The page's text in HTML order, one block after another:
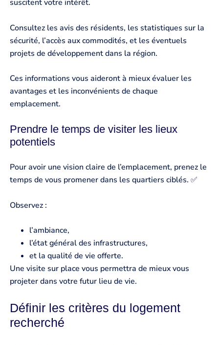
suscitent votre intérêt.
Consultez les avis des résidents, les statistiques sur la
sécurité, l’accès aux commodités, et les éventuels
projets de développement dans la région.
Ces informations vous aideront à mieux évaluer les
avantages et les inconvénients de chaque
emplacement.
Prendre le temps de visiter les lieux
potentiels
Pour avoir une vision claire de l’emplacement, prenez le
temps de vous promener dans les quartiers ciblés. ✅
Observez :
l’ambiance,
l’état général des infrastructures,
et la qualité de vie offerte.
Une visite sur place vous permettra de mieux vous
projeter dans votre futur lieu de vie.
Définir les critères du logement
recherché